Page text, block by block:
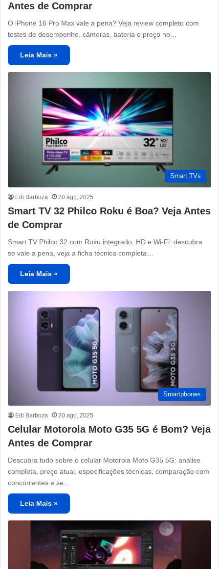
Antes de Comprar
O iPhone 16 Pro Max vale a pena? Veja review completo com
testes de desempenho, câmeras, bateria e preço no…
Leia Mais »
Smart TVs
Edi Barboza 20 ago, 2025
Smart TV 32 Philco Roku é Boa? Veja Antes
de Comprar
Smart TV Philco 32 com Roku integrado, HD e Wi-Fi: descubra
se vale a pena, veja a ficha técnica completa…
Leia Mais »
Smartphones
Edi Barboza 20 ago, 2025
Celular Motorola Moto G35 5G é Bom? Veja
Antes de Comprar
Descubra tudo sobre o celular Motorola Moto G35 5G: análise
completa, preço atual, especificações técnicas, comparação com
concorrentes e se…
Leia Mais »